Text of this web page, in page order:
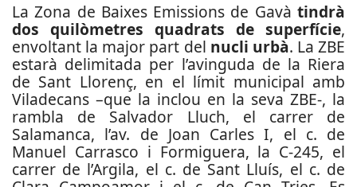
La Zona de Baixes Emissions de Gavà tindrà
dos quilòmetres quadrats de superfície,
envoltant la major part del nucli urbà. La ZBE
estarà delimitada per l’avinguda de la Riera
de Sant Llorenç, en el límit municipal amb
Viladecans –que la inclou en la seva ZBE-, la
rambla de Salvador Lluch, el carrer de
Salamanca, l’av. de Joan Carles I, el c. de
Manuel Carrasco i Formiguera, la C-245, el
carrer de l’Argila, el c. de Sant Lluís, el c. de